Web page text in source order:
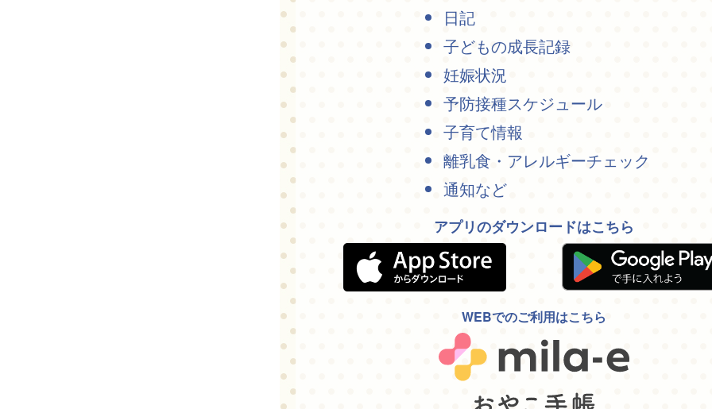
日記
子どもの成長記録
妊娠状況
予防接種スケジュール
子育て情報
離乳食・アレルギーチェック
通知など
アプリのダウンロードはこちら
WEBでのご利用はこちら